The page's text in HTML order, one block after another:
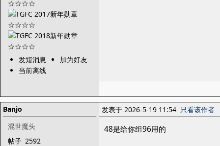
发短消息
加为好友
当前离线
Banjo
混世魔头
帖子 2592
发表于 2026-5-19 11:54 只看该作者
48是给你组96用的